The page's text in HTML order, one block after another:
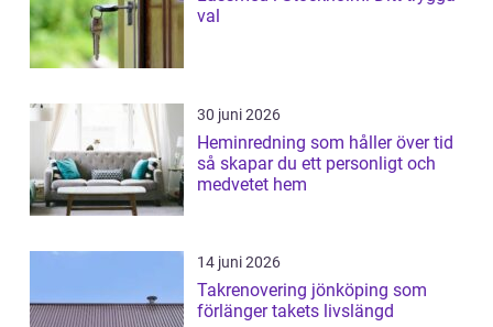
val
30 juni 2026
Heminredning som håller över tid
så skapar du ett personligt och
medvetet hem
14 juni 2026
Takrenovering jönköping som
förlänger takets livslängd